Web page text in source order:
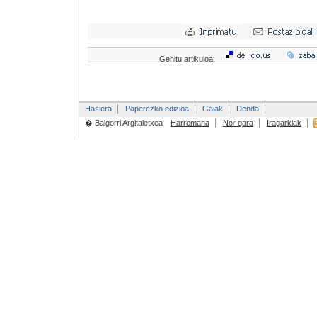
Gehitu artikuloa:
Hasiera Paperezko edizioa Gaiak
Denda
� Baigorri Argitaletxea
Harremana Nor gara Iragarkiak